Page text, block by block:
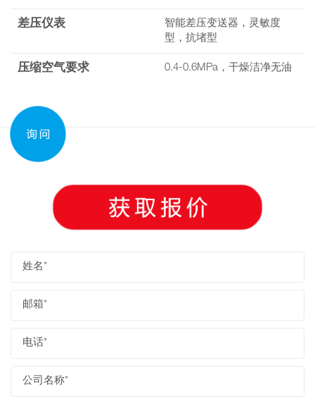
差压仪表
智能差压变送器，灵敏度
型，抗堵型
压缩空气要求 0.4-0.6MPa，干燥洁净无油